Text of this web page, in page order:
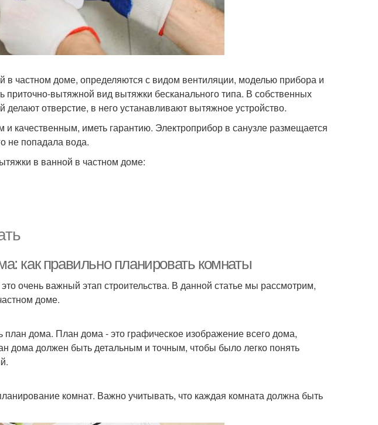
в частном доме, определяются с видом вентиляции, моделью прибора и
приточно-вытяжной вид вытяжки бесканального типа. В собственных
делают отверстие, в него устанавливают вытяжное устройство.
качественным, иметь гарантию. Электроприбор в санузле размещается
не попадала вода.
в ванной в частном доме:
как правильно планировать комнаты
очень важный этап строительства. В данной статье мы рассмотрим,
доме.
дома. План дома - это графическое изображение всего дома,
дома должен быть детальным и точным, чтобы было легко понять
комнат. Важно учитывать, что каждая комната должна быть